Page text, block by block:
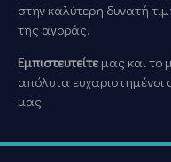
στην καλύτερη δυνατή
της αγοράς.
Εμπιστευτείτεμας και το
απόλυτα ευχαριστημένοι
μας.